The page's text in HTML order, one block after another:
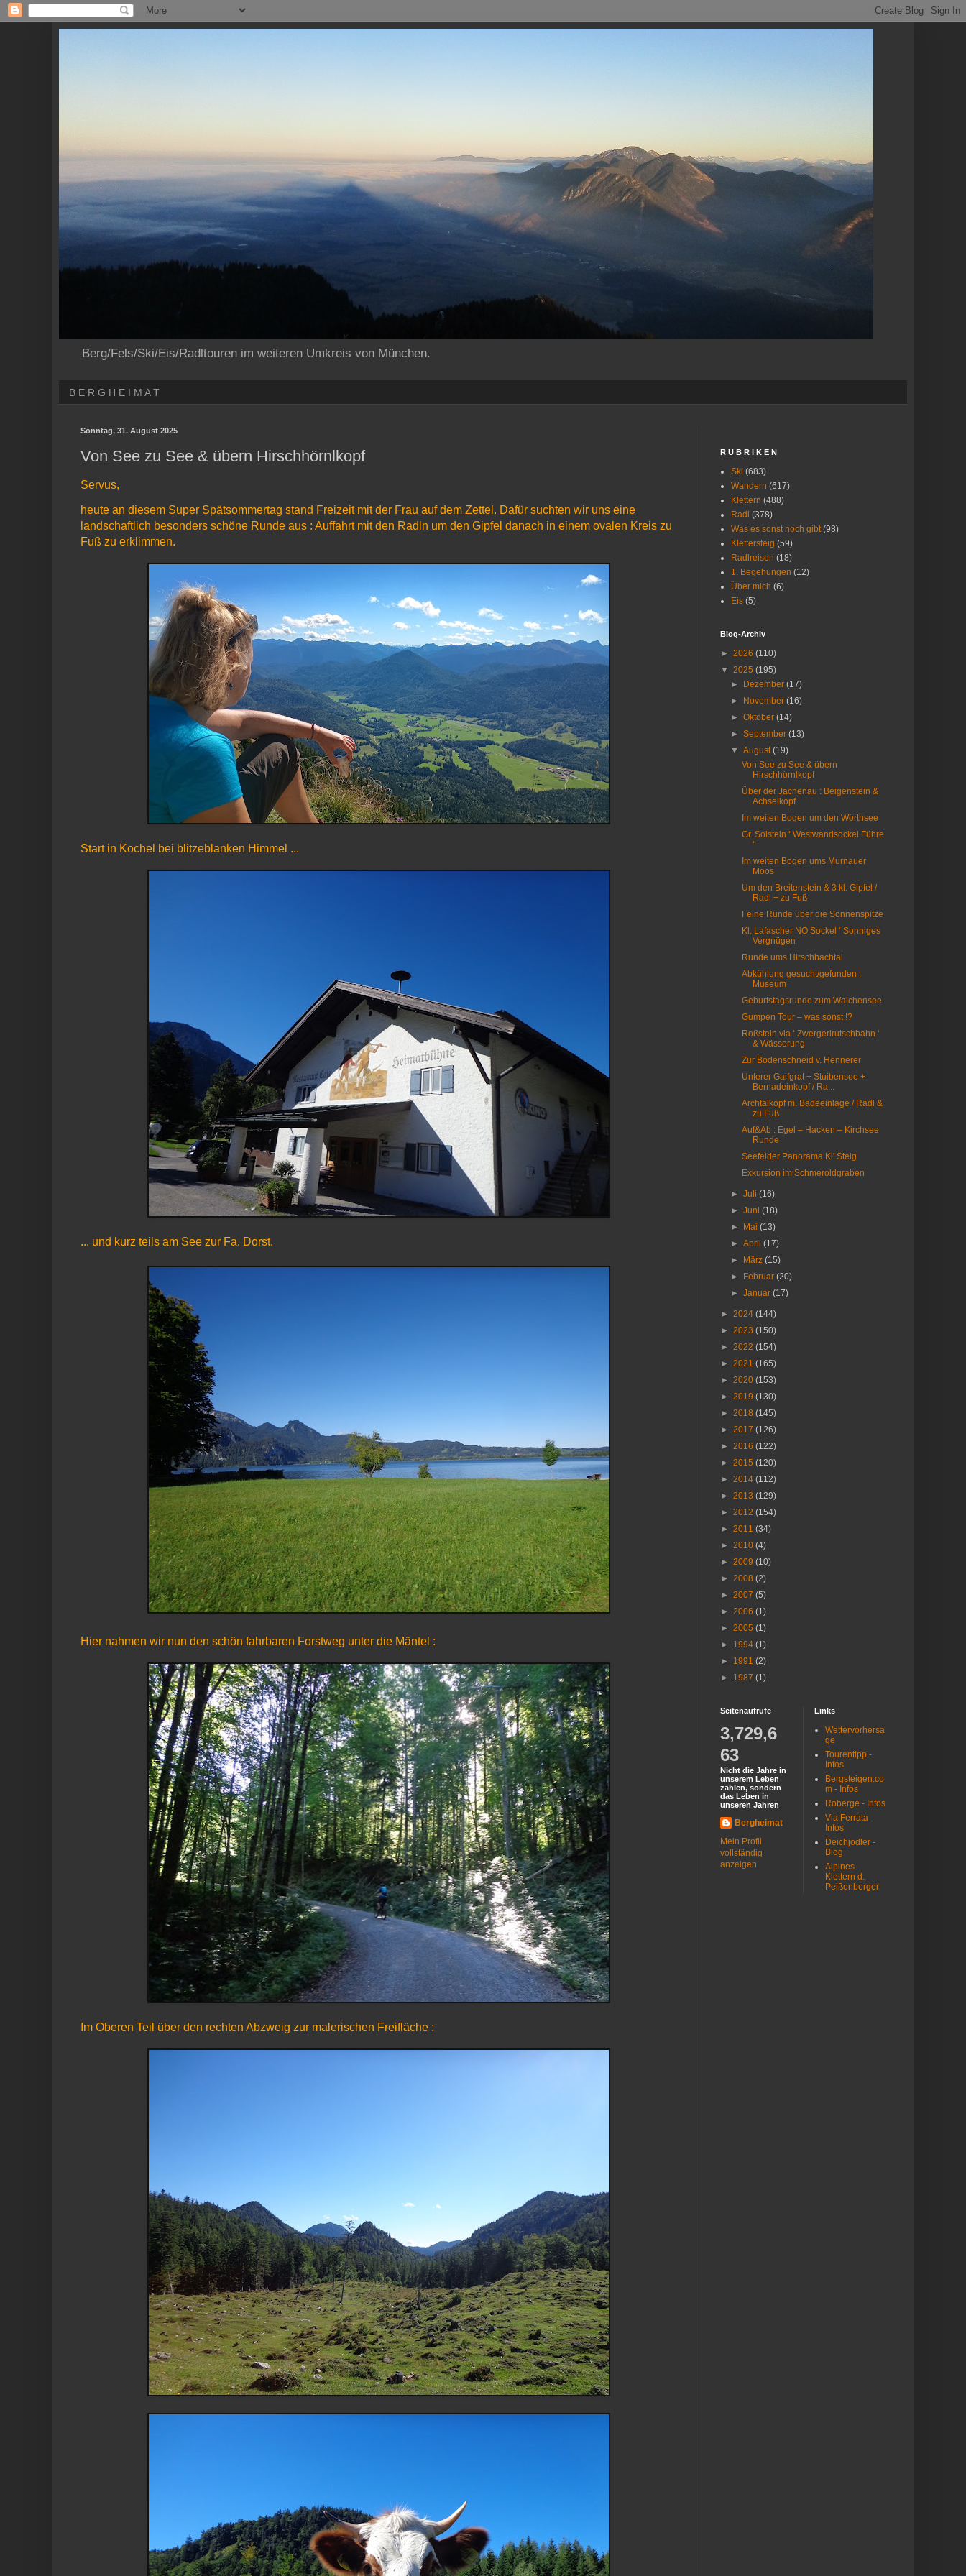
Berg/Fels/Ski/Eis/Radltouren im weiteren Umkreis von München.
B E R G H E I M A T
Sonntag, 31. August 2025
Von See zu See & übern Hirschhörnlkopf
Servus,
heute an diesem Super Spätsommertag stand Freizeit mit der Frau auf dem Zettel. Dafür suchten wir uns eine
landschaftlich besonders schöne Runde aus : Auffahrt mit den Radln um den Gipfel danach in einem ovalen Kreis zu
Fuß zu erklimmen.
Start in Kochel bei blitzeblanken Himmel ...
... und kurz teils am See zur Fa. Dorst.
Hier nahmen wir nun den schön fahrbaren Forstweg unter die Mäntel :
Im Oberen Teil über den rechten Abzweig zur malerischen Freifläche :
R U B R I K E N
Ski (683)
Wandern (617)
Klettern (488)
Radl (378)
Was es sonst noch gibt (98)
Klettersteig (59)
Radlreisen (18)
1. Begehungen (12)
Über mich (6)
Eis (5)
Blog-Archiv
► 2026 (110)
▼ 2025 (195)
►
Dezember(17)
►
November(16)
►Oktober(14)
►September(13)
▼August(19)
Von See zu See & übern
Hirschhörnlkopf
Über der Jachenau : Beigenstein &
Achselkopf
Im weiten Bogen um den Wörthsee
Gr. Solstein ‘ Westwandsockel Führe
‘
Im weiten Bogen ums Murnauer
Moos
Um den Breitenstein & 3 kl. Gipfel /
Radl + zu Fuß
Feine Runde über die Sonnenspitze
Kl. Lafascher NO Sockel ‘ Sonniges
Vergnügen ‘
Runde ums Hirschbachtal
Abkühlung gesucht/gefunden :
Museum
Geburtstagsrunde zum Walchensee
Gumpen Tour – was sonst !?
Roßstein via ‘ Zwergerlrutschbahn ‘
& Wässerung
Zur Bodenschneid v. Hennerer
Unterer Gaifgrat + Stuibensee +
Bernadeinkopf / Ra...
Archtalkopf m. Badeeinlage / Radl &
zu Fuß
Auf&Ab : Egel – Hacken – Kirchsee
Runde
Seefelder Panorama Kl' Steig
Exkursion im Schmeroldgraben
►Juli(16)
►Juni(18)
►
Mai(13)
►April(17)
►
März(15)
►
Februar(20)
►Januar(17)
► 2024 (144)
► 2023 (150)
► 2022 (154)
► 2021 (165)
► 2020 (153)
► 2019 (130)
► 2018 (145)
► 2017 (126)
► 2016 (122)
► 2015 (120)
► 2014 (112)
► 2013 (129)
► 2012 (154)
► 2011 (34)
► 2010 (4)
► 2009 (10)
► 2008 (2)
► 2007 (5)
► 2006 (1)
► 2005 (1)
► 1994 (1)
► 1991 (2)
► 1987 (1)
Seitenaufrufe
3,729,6
63
Nicht die Jahre in
unserem Leben
zählen, sondern
das Leben in
unseren Jahren
Bergheimat
Mein Profil
vollständig
anzeigen
Links
Wettervorhersa
ge
Tourentipp -
Infos
Bergsteigen.co
m - Infos
Roberge - Infos
Via Ferrata -
Infos
Deichjodler -
Blog
Alpines
Klettern d.
Peißenberger